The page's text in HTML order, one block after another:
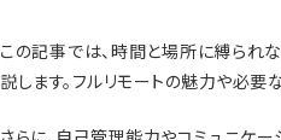
この記事では、時間と場所に縛られ
説します。フルリモートの魅力や必要